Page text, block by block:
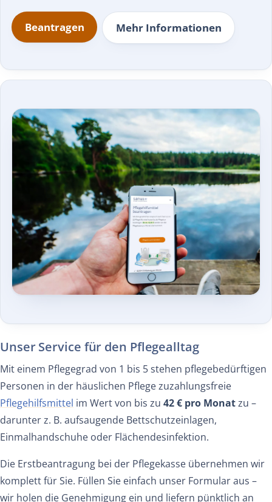
Beantragen Mehr Informationen
Unser Service für den Pflegealltag
Mit einem Pflegegrad von 1 bis 5 stehen pflegebedürftigen
Personen in der häuslichen Pflege zuzahlungsfreie
Pflegehilfsmittel im Wert von bis zu 42 € pro Monatzu –
darunter z. B. aufsaugende Bettschutzeinlagen,
Einmalhandschuhe oder Flächendesinfektion.
Die Erstbeantragung bei der Pflegekasse übernehmen wir
komplett für Sie. Füllen Sie einfach unser Formular aus –
wir holen die Genehmigung ein und liefern pünktlich an